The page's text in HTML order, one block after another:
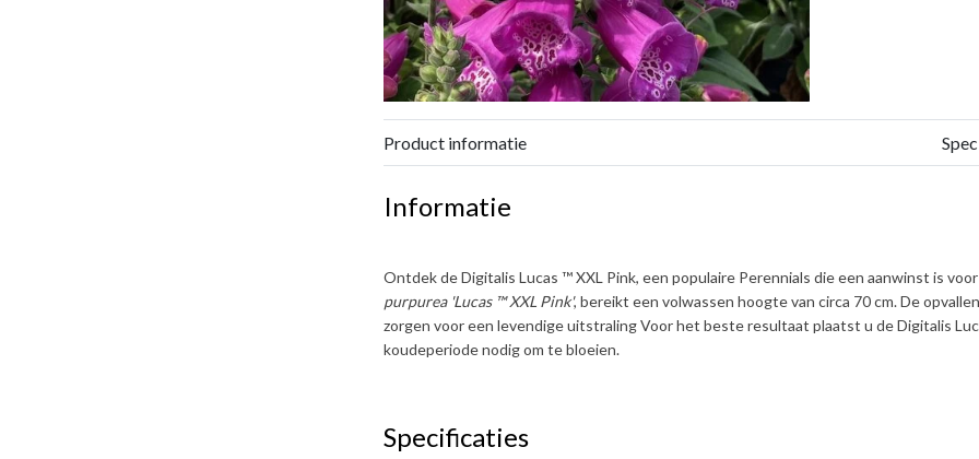
Product informatie
Informatie
Ontdek deDigitalis Lucas ™ XXL Pink, een populaire Perennials die een aanwinst is
purpurea 'Lucas ™ XXL Pink', bereikt een volwassen hoogte van circa 70 cm. De
zorgen voor een levendige uitstraling Voor het beste resultaat plaatst u deDigitalis
koudeperiode nodig om te bloeien.
Specificaties